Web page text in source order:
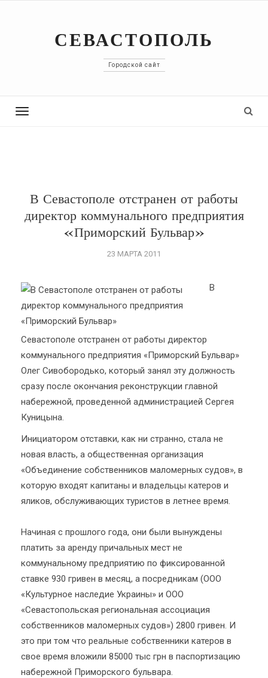
СЕВАСТОПОЛЬ
Городской сайт
Toggle
В Севастополе отстранен от работы
директор коммунального предприятия
«Приморский Бульвар»
23 МАРТА 2011
В
Севастополе отстранен от работы директор
коммунального предприятия «Приморский Бульвар»
Олег Сивобородько, который занял эту должность
сразу после окончания реконструкции главной
набережной, проведенной администрацией Сергея
Куницына.
Инициатором отставки, как ни странно, стала не
новая власть, а общественная организация
«Объединение собственников маломерных судов», в
которую входят капитаны и владельцы катеров и
яликов, обслуживающих туристов в летнее время.
Начиная с прошлого года, они были вынуждены
платить за аренду причальных мест не
коммунальному предприятию по фиксированной
ставке 930 гривен в месяц, а посредникам (ООО
«Культурное наследие Украины» и ООО
«Севастопольская региональная ассоциация
собственников маломерных судов») 2800 гривен. И
это при том что реальные собственники катеров в
свое время вложили 85000 тыс грн в паспортизацию
набережной Приморского бульвара.